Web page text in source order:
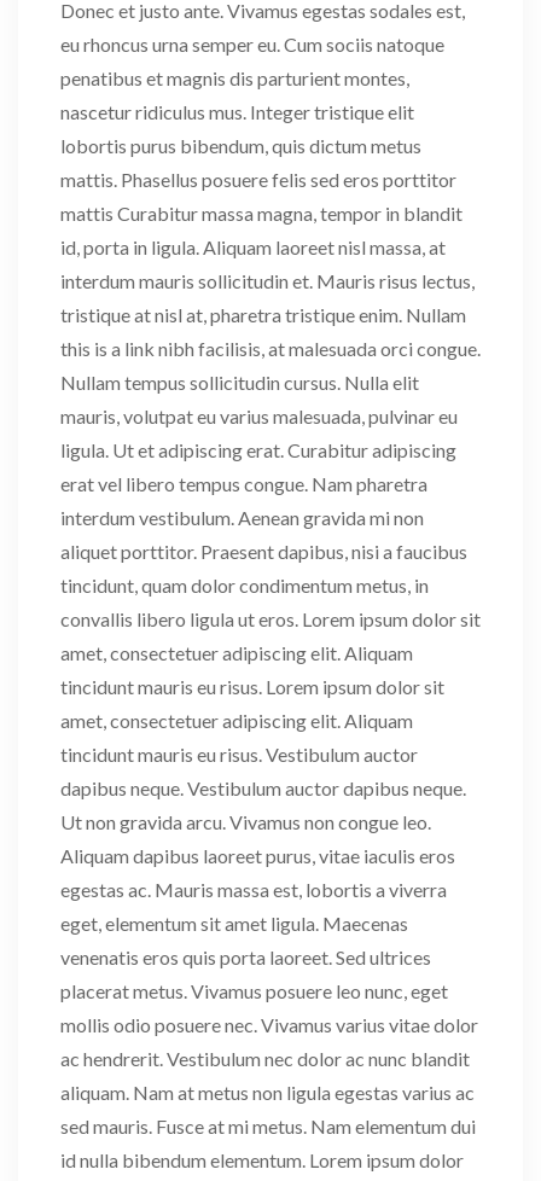
Donec et justo ante. Vivamus egestas sodales est,
eu rhoncus urna semper eu. Cum sociis natoque
penatibus et magnis dis parturient montes,
nascetur ridiculus mus. Integer tristique elit
lobortis purus bibendum, quis dictum metus
mattis. Phasellus posuere felis sed eros porttitor
mattis Curabitur massa magna, tempor in blandit
id, porta in ligula. Aliquam laoreet nisl massa, at
interdum mauris sollicitudin et. Mauris risus lectus,
tristique at nisl at, pharetra tristique enim. Nullam
this is a link nibh facilisis, at malesuada orci congue.
Nullam tempus sollicitudin cursus. Nulla elit
mauris, volutpat eu varius malesuada, pulvinar eu
ligula. Ut et adipiscing erat. Curabitur adipiscing
erat vel libero tempus congue. Nam pharetra
interdum vestibulum. Aenean gravida mi non
aliquet porttitor. Praesent dapibus, nisi a faucibus
tincidunt, quam dolor condimentum metus, in
convallis libero ligula ut eros. Lorem ipsum dolor sit
amet, consectetuer adipiscing elit. Aliquam
tincidunt mauris eu risus. Lorem ipsum dolor sit
amet, consectetuer adipiscing elit. Aliquam
tincidunt mauris eu risus. Vestibulum auctor
dapibus neque. Vestibulum auctor dapibus neque.
Ut non gravida arcu. Vivamus non congue leo.
Aliquam dapibus laoreet purus, vitae iaculis eros
egestas ac. Mauris massa est, lobortis a viverra
eget, elementum sit amet ligula. Maecenas
venenatis eros quis porta laoreet. Sed ultrices
placerat metus. Vivamus posuere leo nunc, eget
mollis odio posuere nec. Vivamus varius vitae dolor
ac hendrerit. Vestibulum nec dolor ac nunc blandit
aliquam. Nam at metus non ligula egestas varius ac
sed mauris. Fusce at mi metus. Nam elementum dui
id nulla bibendum elementum. Lorem ipsum dolor